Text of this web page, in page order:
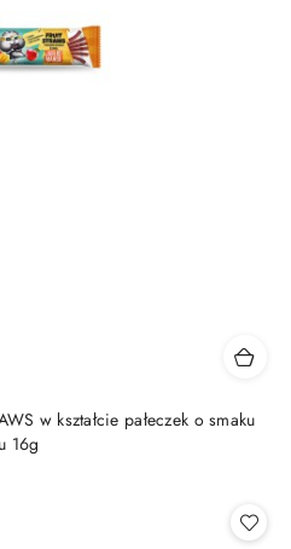
w kształcie pałeczek o smaku
16g